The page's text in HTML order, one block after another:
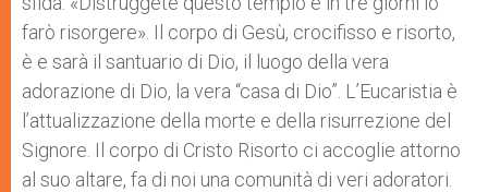
farò risorgere». Il corpo di Gesù, crocifisso e risorto,
è e sarà il santuario di Dio, il luogo della vera
adorazione di Dio, la vera “casa di Dio”. L’Eucaristia è
l’attualizzazione della morte e della risurrezione del
Signore. Il corpo di Cristo Risorto ci accoglie attorno
al suo altare, fa di noi una comunità di veri adoratori.